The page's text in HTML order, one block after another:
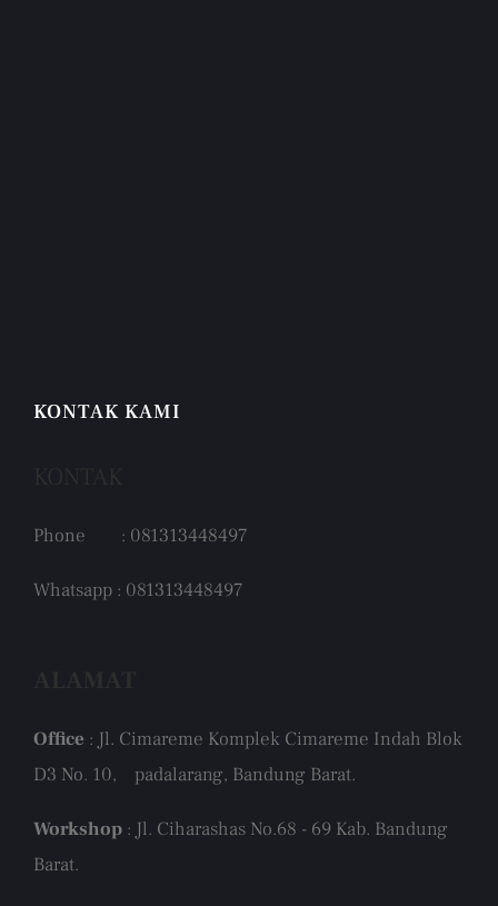
KONTAK KAMI
Phone : 081313448497
Whatsapp : 081313448497
Office : Jl. Cimareme Komplek Cimareme Indah Blok
D3 No. 10, padalarang, Bandung Barat.
Workshop : Jl. Ciharashas No.68 - 69 Kab. Bandung
Barat.